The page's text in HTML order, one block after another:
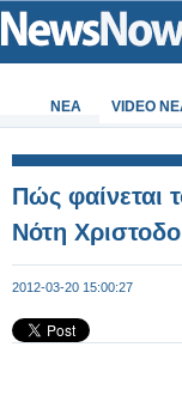
ΝΕΑ VIDEO
Πώς φαίνεται
Νότη
2012-03-20 15:00:27